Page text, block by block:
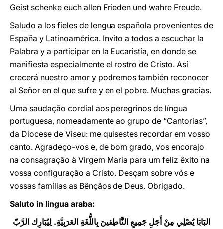
Geist schenke euch allen Frieden und wahre Freude.
Saludo a los fieles de lengua española provenientes de
España y Latinoamérica. Invito a todos a escuchar la
Palabra y a participar en la Eucaristía, en donde se
manifiesta especialmente el rostro de Cristo. Así
crecerá nuestro amor y podremos también reconocer
al Señor en el que sufre y en el pobre. Muchas gracias.
Uma saudação cordial aos peregrinos de língua
portuguesa, nomeadamente ao grupo de “Cantorias”,
da Diocese de Viseu: me quisestes recordar em vosso
canto. Agradeço-vos e, de bom grado, vos encorajo
na consagração à Virgem Maria para um feliz êxito na
vossa configuração a Cristo. Desçam sobre vós e
vossas famílias as Bênçãos de Deus. Obrigado.
Saluto in lingua araba:
البَابَا يُصْلِي مِنْ أَجَلِ جَمِيعِ النَّاطِقينَ بِاللُّغَةِ العَرَبِيَّةِ. لِيُبَارِك الرَّبّ